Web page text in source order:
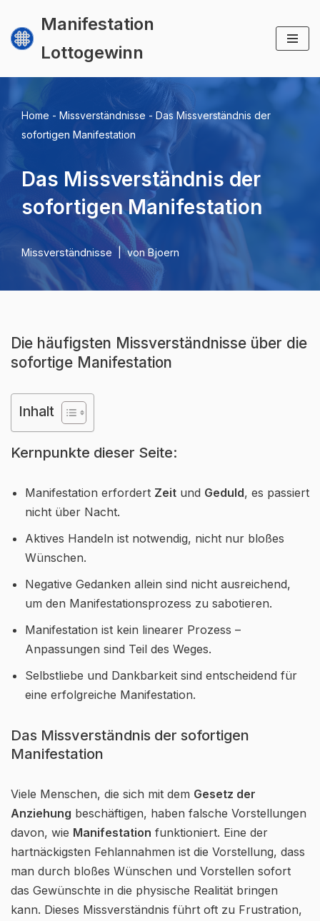
Zum
springen
Manifestation
Lottogewinn
Home - Missverständnisse - Das Missverständnis der
sofortigen Manifestation
Das Missverständnis der
sofortigen Manifestation
Missverständnisse vonBjoern
Die häufigsten Missverständnisse über die
sofortige Manifestation
Inhalt
Kernpunkte dieser Seite:
Manifestation erfordert Zeit und Geduld, es passiert
nicht über Nacht.
Aktives Handeln ist notwendig, nicht nur bloßes
Wünschen.
Negative Gedanken allein sind nicht ausreichend,
um den Manifestationsprozess zu sabotieren.
Manifestation ist kein linearer Prozess –
Anpassungen sind Teil des Weges.
Selbstliebe und Dankbarkeit sind entscheidend für
eine erfolgreiche Manifestation.
Das Missverständnis der sofortigen
Manifestation
Viele Menschen, die sich mit dem Gesetz der
Anziehung beschäftigen, haben falsche Vorstellungen
davon, wie Manifestation funktioniert. Eine der
hartnäckigsten Fehlannahmen ist die Vorstellung, dass
man durch bloßes Wünschen und Vorstellen sofort
das Gewünschte in die physische Realität bringen
kann. Dieses Missverständnis führt oft zu Frustration,